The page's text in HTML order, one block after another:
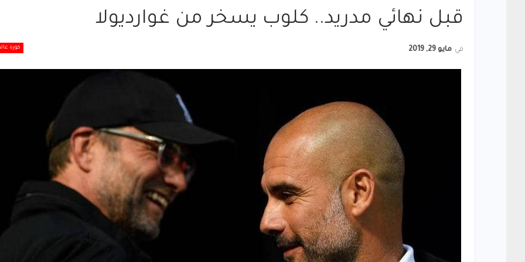
قبل نهائي مدريد.. كلوب يسخر من غوارديولا
كورة في مايو 29, 2019